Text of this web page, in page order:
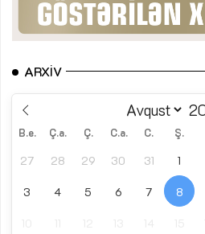
ARXIV
B.e. Ç.a. Ç. C.a. C. Ş.
27 28 29 30 31 1
3 4 5 6 7 8